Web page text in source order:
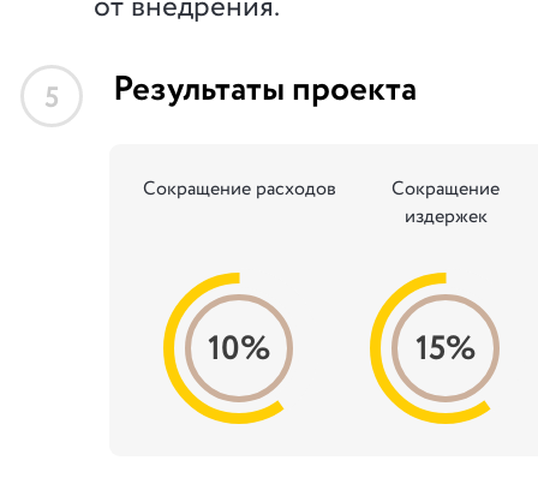
5 Результаты проекта
Сокращение расходов
10%
Сокращение
издержек
15%